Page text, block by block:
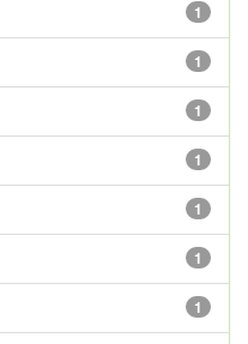
1
1
1
1
1
1
1